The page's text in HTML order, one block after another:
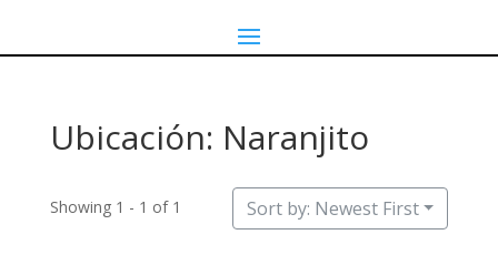
Ubicación: Naranjito
Showing 1 - 1 of 1 Sort by: Newest First